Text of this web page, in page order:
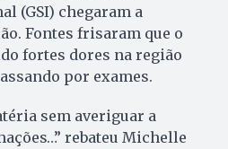
(GSI) chegaram a
Fontes frisaram que o
fortes dores na região
por exames.
sem averiguar a
rebateu Michelle